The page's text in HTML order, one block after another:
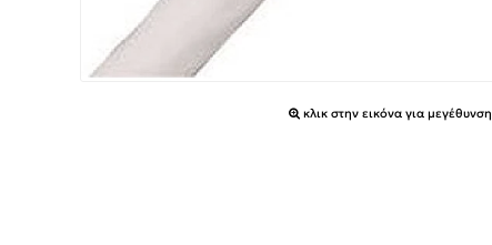
κλικ στην εικόνα για μεγέθυνση